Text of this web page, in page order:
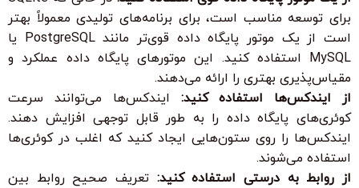
برای توسعه مناسب است، برای برنامه‌های تولیدی معمولاً بهتر
است از یک موتور پایگاه داده قوی‌تر مانند PostgreSQL یا
MySQL استفاده کنید. این موتورهای پایگاه داده عملکرد و
مقیاس‌پذیری بهتری را ارائه می‌دهند.
از ایندکس‌ها استفاده کنید: ایندکس‌ها می‌توانند سرعت
کوئری‌های پایگاه داده را به طور قابل توجهی افزایش دهند.
ایندکس‌ها را روی ستون‌هایی ایجاد کنید که اغلب در کوئری‌ها
استفاده می‌شوند.
از روابط به درستی استفاده کنید: تعریف صحیح روابط بین